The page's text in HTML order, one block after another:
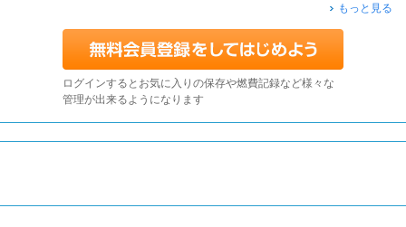
もっと見る
ログインするとお気に入りの保存や燃費記録など様々な
管理が出来るようになります